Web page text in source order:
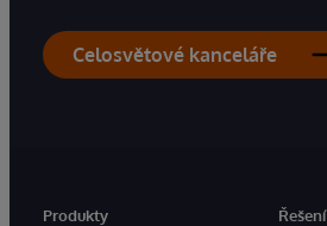
Celosvětové kanceláře
Produkty
Řešení